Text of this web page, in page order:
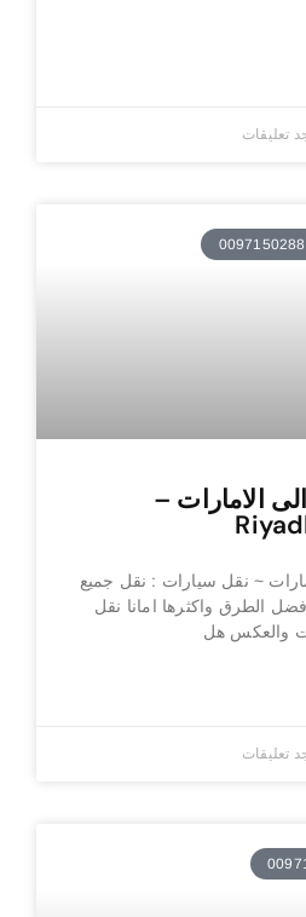
تعليقات
الامارات –
~ نقل سيارات : نقل جميع
الطرق واكثرها امانا نقل
والعكس هل
تعليقات